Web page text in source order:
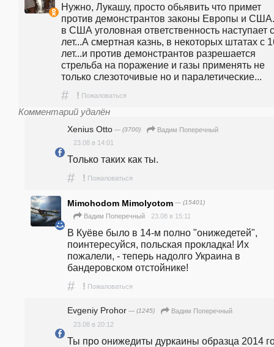
Нужно, Лукашу, просто обьявить что примет
против демонстрантов законы Европы и
в США уголовная ответственность наступает
лет...А смертная казнь, в некоторых штатах с
лет...и против демонстрантов разрешается
стрельба на поражение и газы применять не
только слезоточивые но и паралетические...
# ! Пожаловаться
Комментарий удалён
Xenius Otto — (3700)
Вадим Поперечный
23.08 в 14:01
Только таких как ты.
# ! Пожаловаться
Mimohodom Mimolyotom — (15401)
Вадим Поперечный 23.08 в 15:11
В Куёве было в 14-м полно "онижедетей",
поинтересуйся, польская прокладка! Их
пожалели, - теперь надолго Украина в
бандеровском отстойнике!
# ! Пожаловаться
Evgeniy Prohor — (1245)
Вадим Поперечный
23.08 в 20:12
Ты про онижедиты дуркаины образца 2014